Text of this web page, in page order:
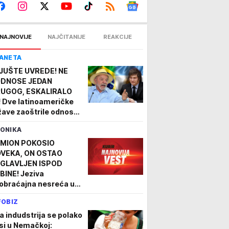
NAJNOVIJE NAJČITANIJE REAKCIJE
UVREDE! NE
JEDAN
ESKALIRALO
Dve latinoameričke
zaoštrile odnose!
ološ"
POKOSIO
ON OSTAO
ISPOD
Jeziva
nesreća u
nije bilo spasa
indudstrija se polako
u Nemačkoj: